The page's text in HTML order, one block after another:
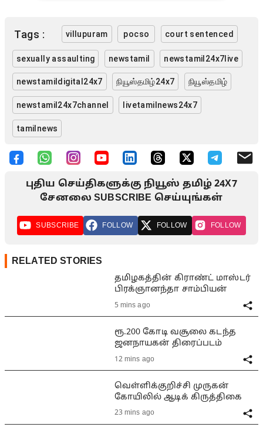
Tags : villupuram pocso court sentenced
sexually assaulting newstamil newstamil24x7live
newstamildigital24x7 நியூஸ்தமிழ்24x7 நியூஸ்தமிழ்
newstamil24x7channel livetamilnews24x7
tamilnews
புதிய செய்திகளுக்கு நியூஸ் தமிழ் 24X7
சேனலை SUBSCRIBE செய்யுங்கள்
SUBSCRIBE FOLLOW FOLLOW FOLLOW
RELATED STORIES
தமிழகத்தின் கிராண்ட் மாஸ்டர்
பிரக்ஞானந்தா சாம்பியன்
5 mins ago
ரூ.200 கோடி வசூலை கடந்த
ஜனநாயகன் திரைப்படம்
12 mins ago
வெள்ளிக்குறிச்சி முருகன்
கோயிலில் ஆடிக் கிருத்திகை
23 mins ago